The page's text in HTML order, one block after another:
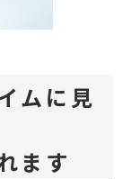
ムに見
ます